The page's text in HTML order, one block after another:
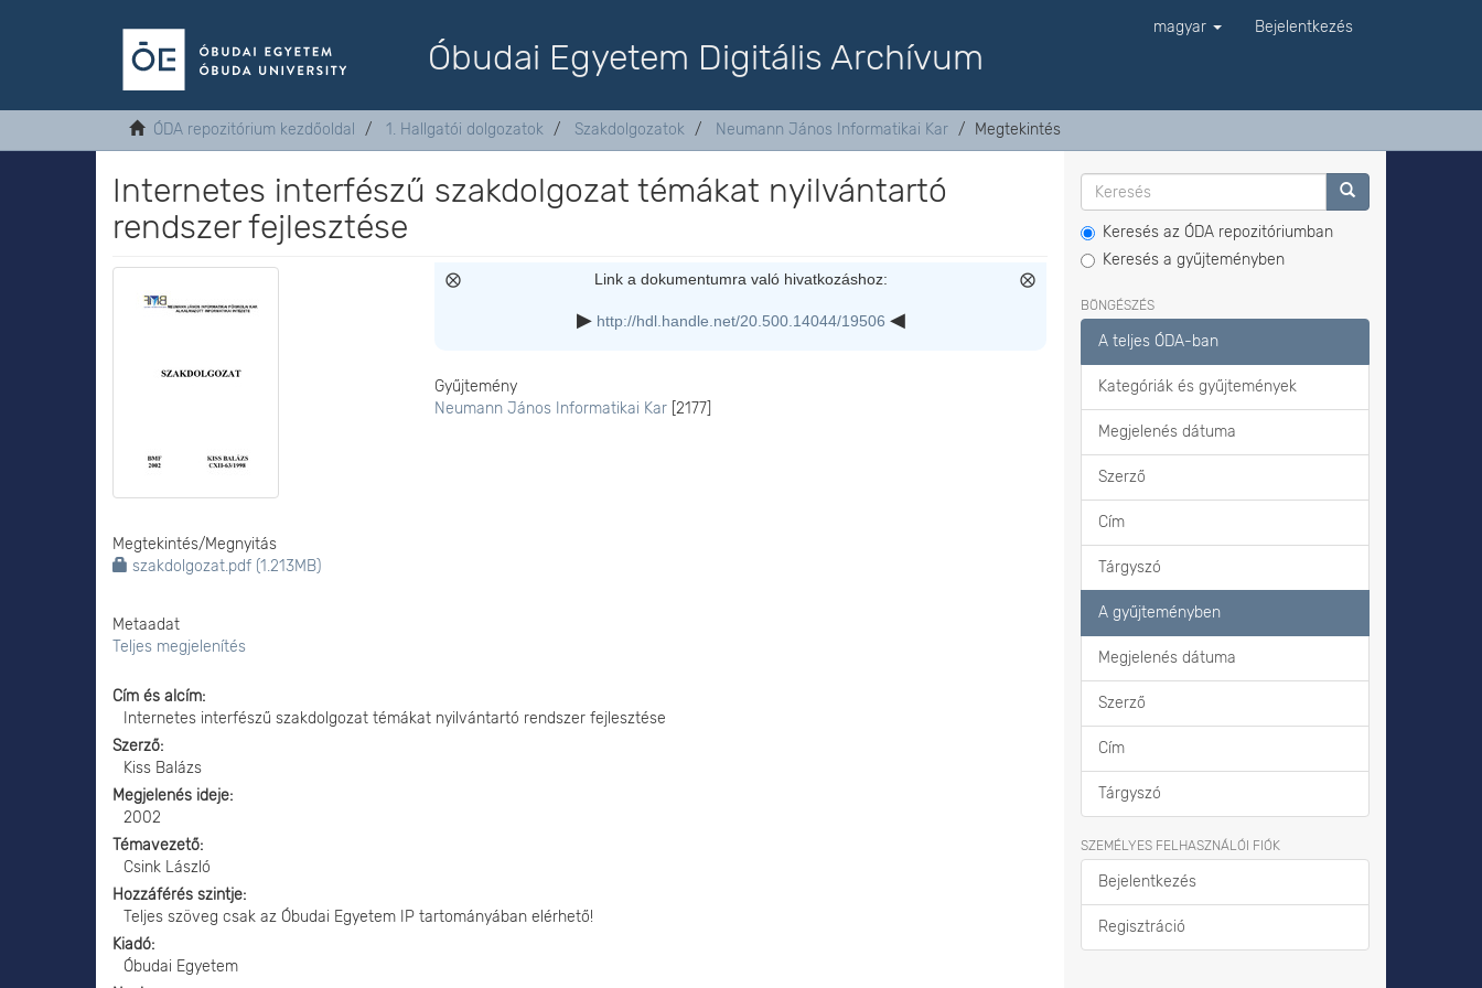
Óbudai Egyetem Digitális Archívum
magyar Bejelentkezés
ÓDA repozitórium kezdőoldal 1. Hallgatói dolgozatok Szakdolgozatok Neumann János Informatikai Kar Megtekintés
Internetes interfészű szakdolgozat témákat nyilvántartó
rendszer fejlesztése
Megtekintés/Megnyitás
szakdolgozat.pdf (1.213MB)
Metaadat
Teljes megjelenítés
Link a dokumentumra való hivatkozáshoz:
http://hdl.handle.net/20.500.14044/19506
Gyűjtemény
Neumann János Informatikai Kar [2177]
Cím és alcím
Internetes interfészű szakdolgozat témákat nyilvántartó rendszer fejlesztése
Szerző
Kiss Balázs
Megjelenés ideje
2002
Témavezető
Csink László
Hozzáférés szintje
Teljes szöveg csak az Óbudai Egyetem IP tartományában elérhető!
Kiadó
Óbudai Egyetem
Keresés az ÓDA repozitóriumban
Keresés a gyűjteményben
BÖNGÉSZÉS
A teljes ÓDA-ban
Kategóriák és gyűjtemények
Megjelenés dátuma
Szerző
Cím
Tárgyszó
A gyűjteményben
Megjelenés dátuma
Szerző
Cím
Tárgyszó
SZEMÉLYES FELHASZNÁLÓI FIÓK
Bejelentkezés
Regisztráció